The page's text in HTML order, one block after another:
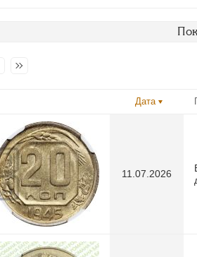
Последняя
Дата
11.07.2026